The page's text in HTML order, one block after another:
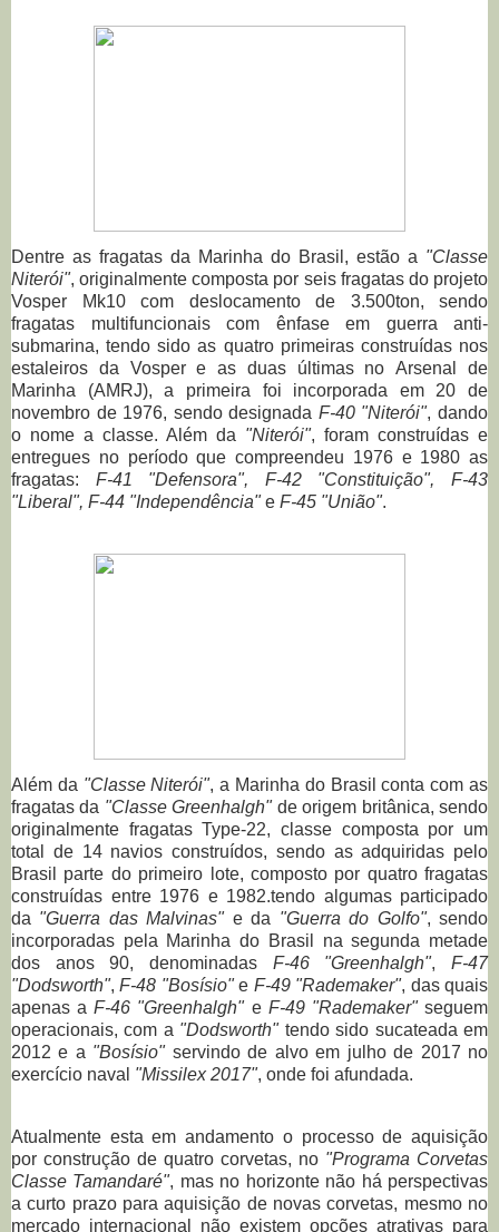
Dentre as fragatas da Marinha do Brasil, estão a "Classe
Niterói", originalmente composta por seis fragatas do projeto
Vosper Mk10 com deslocamento de 3.500ton, sendo
fragatas multifuncionais com ênfase em guerra anti-
submarina, tendo sidoas quatro primeiras construídas nos
estaleiros da Vosper e as duas últimas noArsenal de
Marinha (AMRJ), a primeira foi incorporada em 20 de
novembro de 1976, sendo designada F-40 "Niterói", dando
o nome a classe. Além da "Niterói", foram construídas e
entregues no período que compreendeu 1976 e 1980 as
fragatas: F-41 "Defensora", F-42 "Constituição", F-43
"Liberal", F-44 "Independência"e F-45 "União".
Além da "Classe Niterói", a Marinha do Brasil conta com as
fragatas da "Classe Greenhalgh" de origem britânica, sendo
originalmente fragatas Type-22, classe composta por um
total de 14 navios construídos, sendo as adquiridas pelo
Brasil parte do primeiro lote, composto por quatro fragatas
construídas entre 1976 e 1982.tendo algumas participado
da "Guerra das Malvinas"e da "Guerra do Golfo", sendo
incorporadas pela Marinha do Brasil na segunda metade
dos anos 90, denominadas F-46 "Greenhalgh",F-47
"Dodsworth",F-48 "Bosísio"e F-49 "Rademaker", das quais
apenas aF-46 "Greenhalgh"e F-49 "Rademaker"seguem
operacionais, com a "Dodsworth"tendo sido sucateada em
2012 e a "Bosísio"servindo de alvo em julho de 2017 no
exercício naval "Missilex 2017", onde foi afundada.
Atualmente esta em andamento o processo de aquisição
por construção de quatro corvetas, no "Programa Corvetas
Classe Tamandaré", mas no horizonte não há perspectivas
a curto prazo para aquisição de novas corvetas, mesmo no
mercado internacional não existem opções atrativas para